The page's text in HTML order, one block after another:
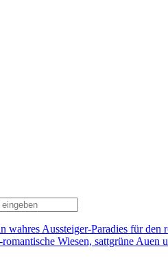
wahres Aussteiger-Paradies für
Wiesen, sattgrüne